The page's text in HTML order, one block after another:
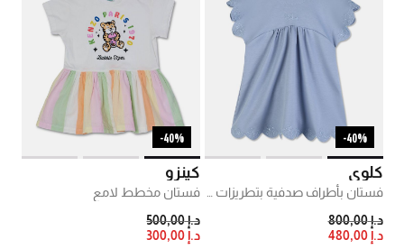
40%-
كلوي
PRICE REDUCED FROM
د.إ 800,00
TO
د.إ 480,00
40%-
كينزو
فستان مخطط لامع
PRICE REDUCED FROM
د.إ 500,00
TO
د.إ 300,00